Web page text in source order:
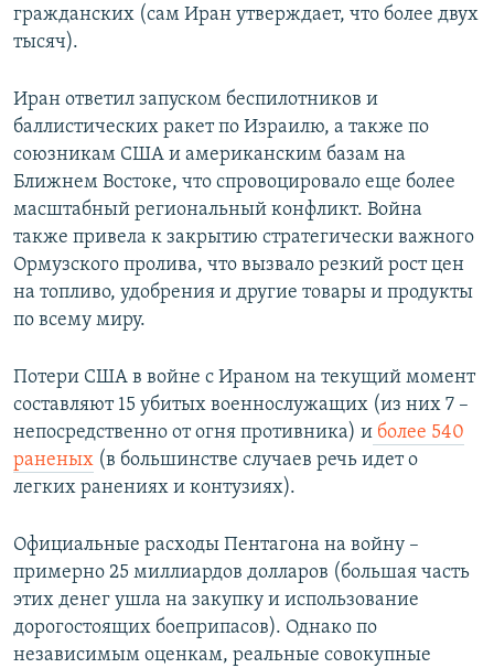
гражданских (сам Иран утверждает, что более двух
тысяч).
Иран ответил запуском беспилотников и
баллистических ракет по Израилю, а также по
союзникам США и американским базам на
Ближнем Востоке, что спровоцировало еще более
масштабный региональный конфликт. Война
также привела к закрытию стратегически важного
Ормузского пролива, что вызвало резкий рост цен
на топливо, удобрения и другие товары и продукты
по всему миру.
Потери США в войне с Ираном на текущий момент
составляют 15 убитых военнослужащих (из них 7 –
непосредственно от огня противника) и более 540
раненых (в большинстве случаев речь идет о
легких ранениях и контузиях).
Официальные расходы Пентагона на войну –
примерно 25 миллиардов долларов (большая часть
этих денег ушла на закупку и использование
дорогостоящих боеприпасов). Однако по
независимым оценкам, реальные совокупные